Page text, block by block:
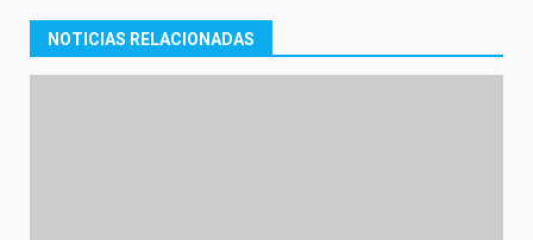
NOTICIAS RELACIONADAS